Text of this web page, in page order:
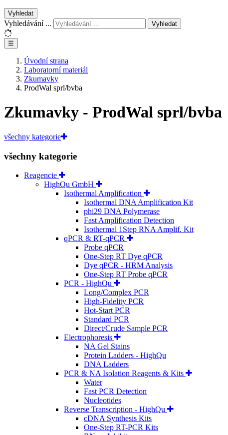
Vyhledat
Vyhledávání ... Vyhledat
☰
Úvodní strana
Laboratorní materiál
Zkumavky
ProdWal sprl/bvba
Zkumavky - ProdWal sprl/bvba
všechny kategorie
všechny kategorie
Reagencie
HighQu GmbH
Isothermal Amplification
Isothermal DNA Amplification Kit
phi29 DNA Polymerase
Fast Amplification Detection
Isothermal 1Step RNA Amplif. Kit
qPCR & RT-qPCR
Probe qPCR
One-Step RT Dye qPCR
Dye qPCR - HRM Analysis
One-Step RT Probe qPCR
PCR - HighQu
Long/Complex PCR
High-Fidelity PCR
Hot-Start PCR
Standard PCR
Direct/Crude Sample PCR
Electrophoresis
NA Gel Stains
Protein Ladders - HighQu
DNA Ladders
PCR & NA Isolation Reagents & Kits
Water
Fast PCR Detection
Nucleotides
Reverse Transcription - HighQu
cDNA Synthesis Kits
One-Step RT-PCR Kits